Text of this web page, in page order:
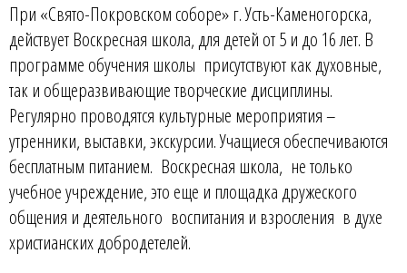
При «Свято-Покровском соборе» г. Усть-Каменогорска,
действует Воскресная школа, для детей от 5 и до 16 лет. В
программе обучения школы присутствуют как духовные,
так и общеразвивающие творческие дисциплины.
Регулярно проводятся культурные мероприятия –
утренники, выставки, экскурсии. Учащиеся обеспечиваются
бесплатным питанием. Воскресная школа, не только
учебное учреждение, это еще и площадка дружеского
общения и деятельного воспитания и взросления в духе
христианских добродетелей.